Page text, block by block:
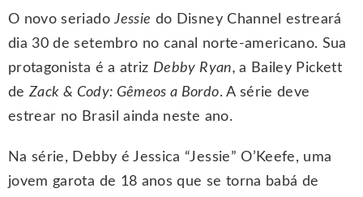
O novo seriadoJessie do Disney Channel estreará
dia 30 de setembro no canal norte-americano. Sua
protagonista é a atriz Debby Ryan,a Bailey Pickett
deZack & Cody: Gêmeos a Bordo. A série deve
estrear no Brasil ainda neste ano.
Na série, Debby é Jessica “Jessie” O’Keefe, uma
jovem garota de 18 anos que se torna babá de